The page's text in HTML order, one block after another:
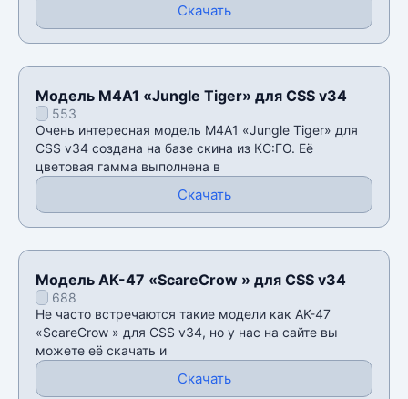
Скачать
Модель M4A1 «Jungle Tiger» для CSS v34
553
Очень интересная модель M4A1 «Jungle Tiger» для
CSS v34 создана на базе скина из КС:ГО. Её
цветовая гамма выполнена в
Скачать
Модель AK-47 «ScareCrow » для CSS v34
688
Не часто встречаются такие модели как AK-47
«ScareCrow » для CSS v34, но у нас на сайте вы
можете её скачать и
Скачать